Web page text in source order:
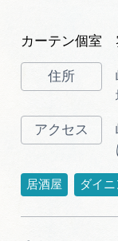
カーテン個室
居酒屋 ダイ